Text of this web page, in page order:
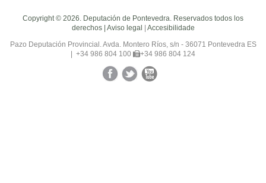
Copyright © 2026. Deputación de Pontevedra. Reservados todos los
derechos | Aviso legal | Accesibilidade
Pazo Deputación Provincial. Avda. Montero Ríos, s/n - 36071 Pontevedra ES
| +34 986 804 100
+34 986 804 124
FacebookTwitterYouTube